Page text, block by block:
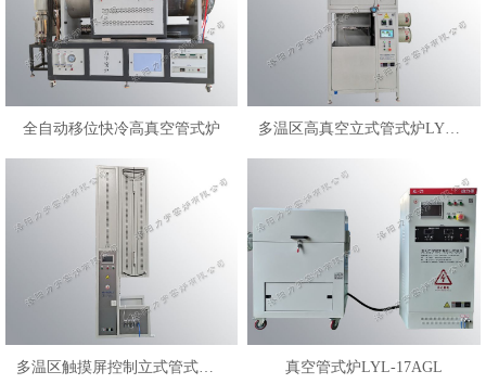
全自动移位快冷高真空管式炉 多温区高真空立式管式炉LYL-17VGLS
多温区触摸屏控制立式管式炉LYL-12VGLK 真空管式炉LYL-17AGL